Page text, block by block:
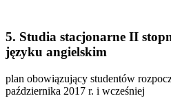
5. Studia stacjonarne II
języku angielskim
plan obowiązujący studentów
października 2017 r. i wcześniej